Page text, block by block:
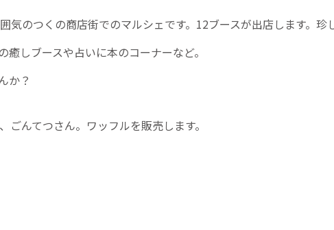
気のつくの商店街でのマルシェです。12ブースが出店します。珍
しブースや占いに本のコーナーなど。
か？
んてつさん。ワッフルを販売します。